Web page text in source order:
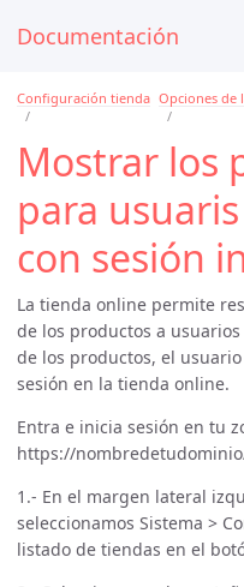
Documentación
Configuración tienda Opciones de
Mostrar los
para
con sesión
La tienda online permite
de los productos a
de los productos, el
sesión en la tienda online.
Entra e inicia sesión en tu
https://
1.- En el margen lateral
seleccionamos Sistema >
listado de tiendas en el